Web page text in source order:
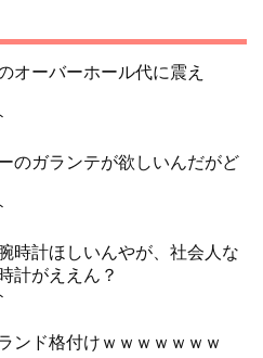
オーバーホール代に震え
のガランテが欲しいんだがど
時計ほしいんやが、社会人な
計がええん？
ンド格付けｗｗｗｗｗｗｗ